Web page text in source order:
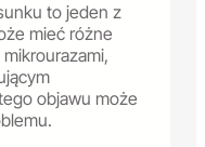
to jeden z
mieć różne
objawu może